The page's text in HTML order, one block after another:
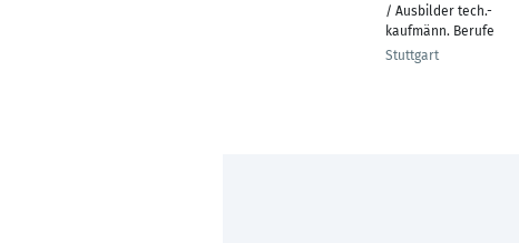
/ Ausbilder tech.-
kaufmänn. Berufe
Stuttgart